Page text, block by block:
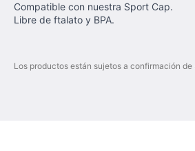
Compatible con nuestra Sport Cap.
Libre de ftalato y BPA.
Los productos están sujetos a confirmación de